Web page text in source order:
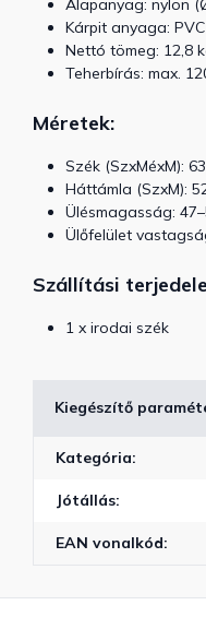
Alapanyag: nylon
Kárpit anyaga:
Nettó tömeg: 12,8
Teherbírás: max.
Méretek:
Szék (SzxMéxM):
Háttámla (SzxM):
Ülésmagasság:
Ülőfelület
Szállítási
1 x irodai szék
Kiegészítő
Kategória:
Jótállás:
EAN vonalkód: